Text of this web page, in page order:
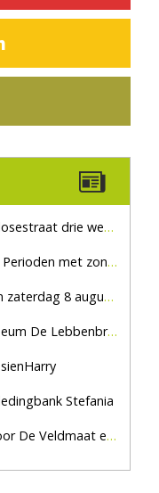
dicht voor doorgaand verkeer
met zon en droog
marktplein Haaksbergen
De Lebbenbrugge
Stefania
en De Pas